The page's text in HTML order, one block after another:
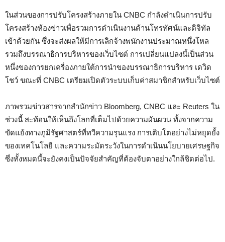
ในส่วนของการปรับโครงสร้างภายใน CNBC กำลังดำเนินการปรับ
โครงสร้างห้องข่าวเพื่อรวมการดำเนินงานด้านโทรทัศน์และดิจิทัล
เข้าด้วยกัน ซึ่งจะส่งผลให้มีการเลิกจ้างพนักงานประมาณหนึ่งโหล
รวมถึงบรรณาธิการบริหารของเว็บไซต์ การเปลี่ยนแปลงนี้เป็นส่วน
หนึ่งของการยกเครื่องภายใต้การนำของบรรณาธิการบริหาร เดวิด
โชว์ ขณะที่ CNBC เตรียมเปิดตัวระบบเก็บค่าสมาชิกสำหรับเว็บไซต์
ภาพรวมข่าวสารจากสำนักข่าว Bloomberg, CNBC และ Reuters ใน
ช่วงนี้ สะท้อนให้เห็นถึงโลกที่เต็มไปด้วยความผันผวน ทั้งจากความ
ขัดแย้งทางภูมิรัฐศาสตร์ที่ทวีความรุนแรง การเติบโตอย่างไม่หยุดยั้ง
ของเทคโนโลยี และความระมัดระวังในการดำเนินนโยบายเศรษฐกิจ
ซึ่งทั้งหมดนี้จะยังคงเป็นปัจจัยสำคัญที่ต้องจับตาอย่างใกล้ชิดต่อไป.